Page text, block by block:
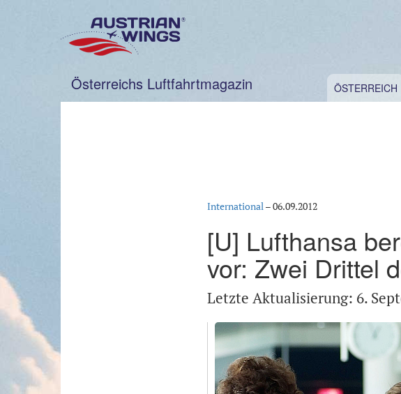
Österreichs Luftfahrtmagazin ÖSTERREICH
International–06.09.2012
[U] Lufthansa
vor: Zwei Drittel
Letzte Aktualisierung: 6.